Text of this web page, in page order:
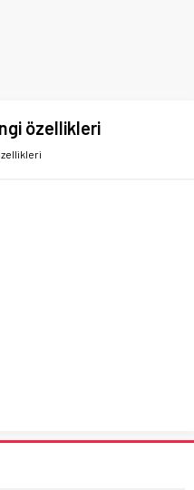
özellikleri